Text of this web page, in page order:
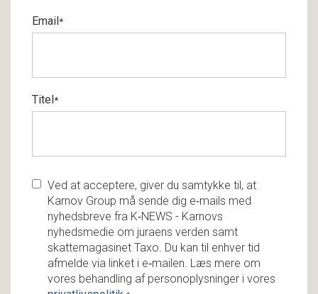
Email*
Titel*
Ved at acceptere, giver du samtykke til, at
Karnov Group må sende dig e‑mails med
nyhedsbreve fra K‑NEWS - Karnovs
nyhedsmedie om juraens verden samt
skattemagasinet Taxo. Du kan til enhver tid
afmelde via linket i e‑mailen. Læs mere om
vores behandling af personoplysninger i vores